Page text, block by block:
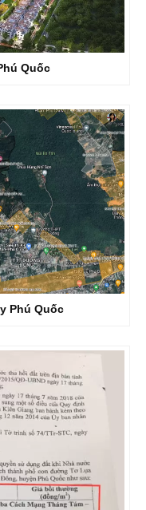
Quốc
Phú Quốc